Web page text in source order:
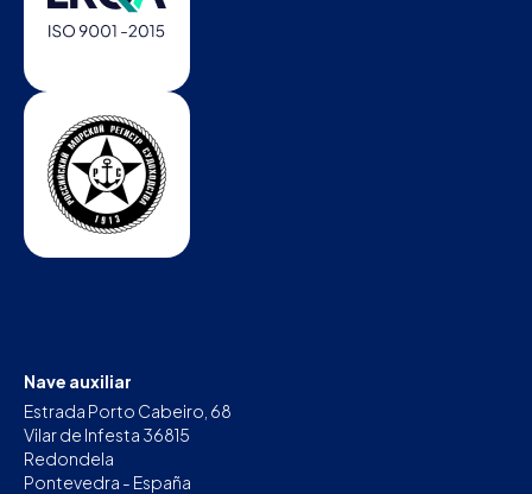
Nave auxiliar
Estrada Porto Cabeiro, 68
Vilar de Infesta 36815
Redondela
Pontevedra - España